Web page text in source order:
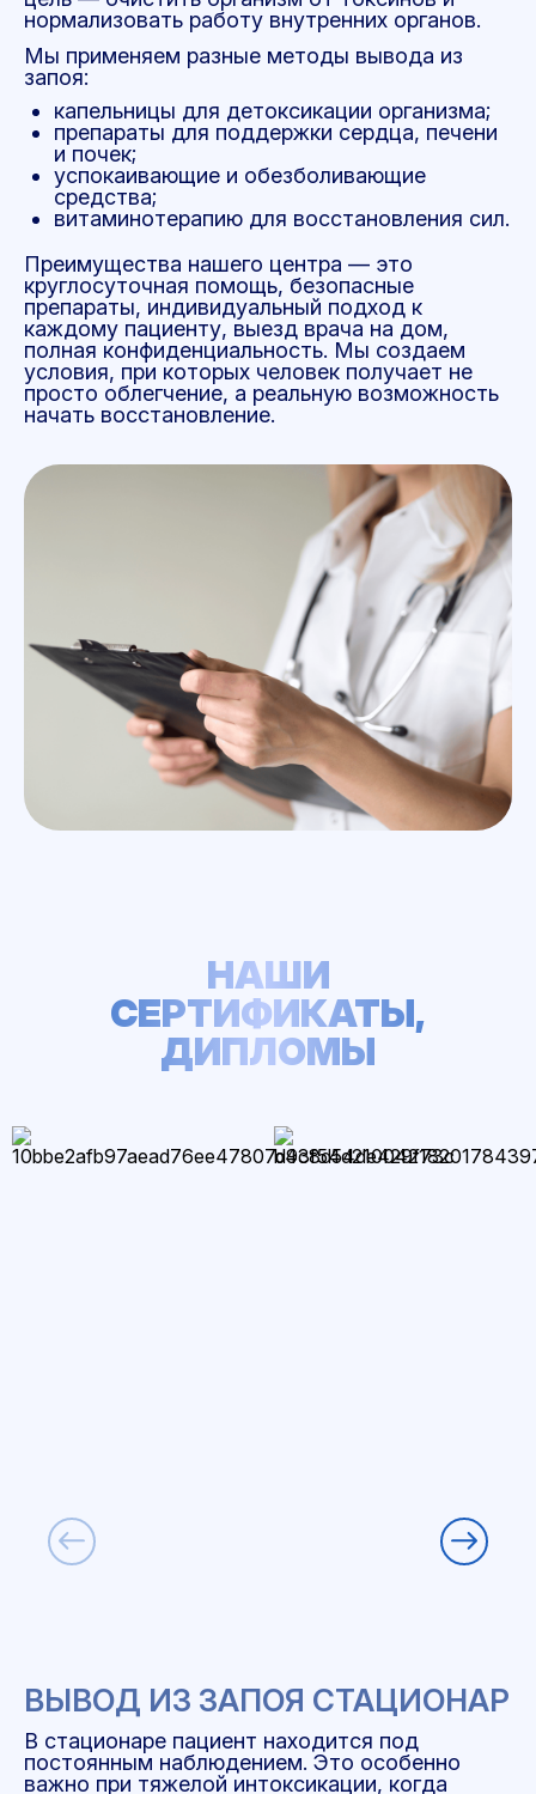
нормализовать работу внутренних органов.
Мы применяем разные методы вывода из
запоя:
капельницы для детоксикации организма;
препараты для поддержки сердца, печени
и почек;
успокаивающие и обезболивающие
средства;
витаминотерапию для восстановления сил.
Преимущества нашего центра — это
круглосуточная помощь, безопасные
препараты, индивидуальный подход к
каждому пациенту, выезд врача на дом,
полная конфиденциальность. Мы создаем
условия, при которых человек получает не
просто облегчение, а реальную возможность
начать восстановление.
НАШИ
СЕРТИФИКАТЫ,
ДИПЛОМЫ
ВЫВОД ИЗ ЗАПОЯ СТАЦИОНАР
В стационаре пациент находится под
постоянным наблюдением. Это особенно
важно при тяжелой интоксикации, когда